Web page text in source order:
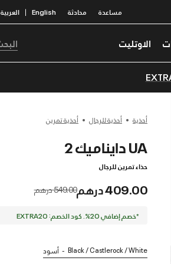
مساعدة محادثة English
| العربية
الاوتليت
أحذية أحذية للرجال أحذية تمرين
UA دايناميك 2
حذاء تمرين للرجال
409.00 درهم Price reduced from
549.00 درهم to
*خصم إضافي 20%. كود الخصم: EXTRA20
Black / Castlerock / White أسود